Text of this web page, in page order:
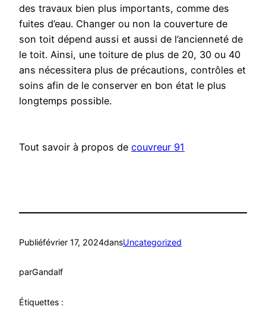
des travaux bien plus importants, comme des
fuites d’eau. Changer ou non la couverture de
son toit dépend aussi et aussi de l’ancienneté de
le toit. Ainsi, une toiture de plus de 20, 30 ou 40
ans nécessitera plus de précautions, contrôles et
soins afin de le conserver en bon état le plus
longtemps possible.
Tout savoir à propos de couvreur 91
Publiéfévrier 17, 2024dansUncategorized
parGandalf
Étiquettes :